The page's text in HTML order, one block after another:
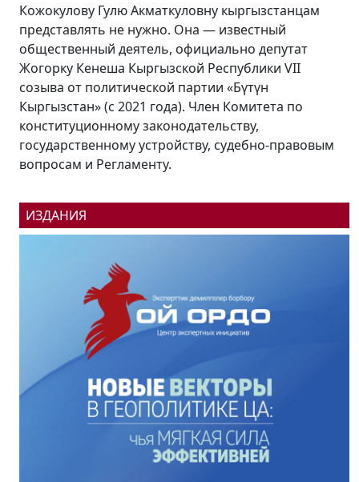
Гулю Акматкуловну кыргызстанцам
не нужно. Она — известный
деятель, официально депутат
Кыргызской Республики VII
политической партии «Бүтүн
(с 2021 года). Член Комитета по
законодательству,
устройству, судебно-правовым
и Регламенту.
В конце
Дня
образования
области
всей
эти планы в
ИЗДАНИЯ